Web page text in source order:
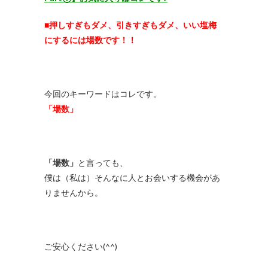
■押しすぎもダメ、引きすぎもダメ、いい塩梅
にするには場数です！！
今回のキーワードはコレです。
「場数」
「場数」 と言っても、
僕は（私は）そんなに人とお会いする機会があ
りませんから。
ご安心ください(^^)